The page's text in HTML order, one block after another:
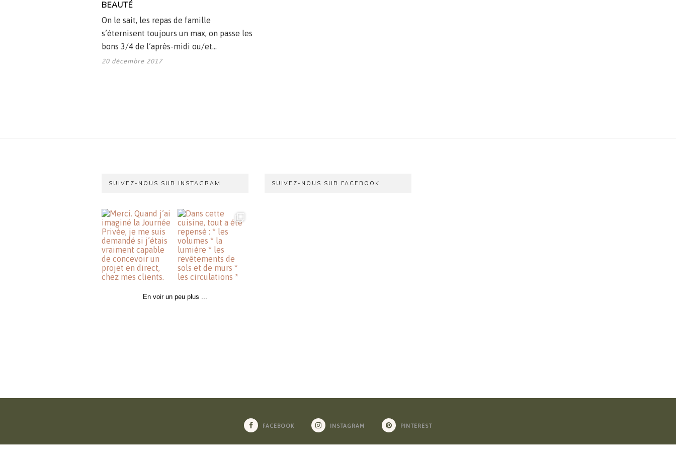
BEAUTÉ
On le sait, les repas de famille
s’éternisent toujours un max, on passe les
bons 3/4 de l’après-midi ou/et…
20 décembre 2017
SUIVEZ-NOUS SUR INSTAGRAM
En voir un peu plus ...
SUIVEZ-NOUS SUR FACEBOOK
FACEBOOK INSTAGRAM PINTEREST